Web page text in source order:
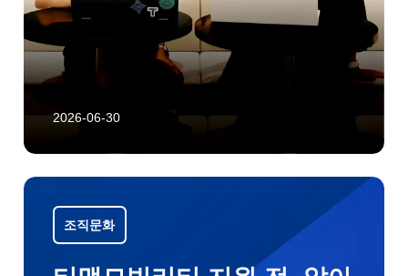
2026-06-30
조직문화